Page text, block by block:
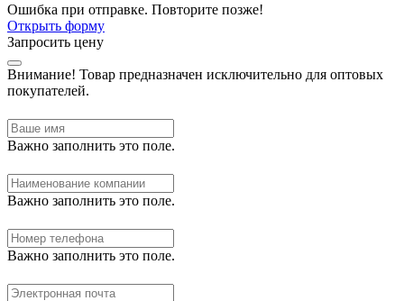
Ошибка при отправке. Повторите позже!
Открыть форму
Запросить цену
Внимание! Товар предназначен исключительно для оптовых
покупателей.
Важно заполнить это поле.
Важно заполнить это поле.
Важно заполнить это поле.